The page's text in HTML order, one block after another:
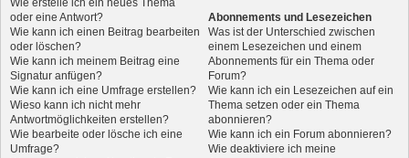
oder eine Antwort?
Wie kann ich einen Beitrag bearbeiten
oder löschen?
Wie kann ich meinem Beitrag eine
Signatur anfügen?
Wie kann ich eine Umfrage erstellen?
Wieso kann ich nicht mehr
Antwortmöglichkeiten erstellen?
Wie bearbeite oder lösche ich eine
Umfrage?
Abonnements und Lesezeichen
Was ist der Unterschied zwischen
einem Lesezeichen und einem
Abonnements für ein Thema oder
Forum?
Wie kann ich ein Lesezeichen auf ein
Thema setzen oder ein Thema
abonnieren?
Wie kann ich ein Forum abonnieren?
Wie deaktiviere ich meine